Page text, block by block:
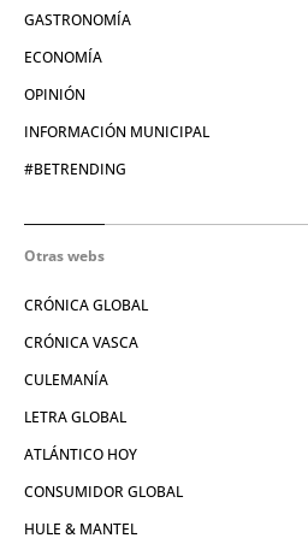
GASTRONOMÍA
ECONOMÍA
OPINIÓN
INFORMACIÓN MUNICIPAL
#BETRENDING
Otras webs
CRÓNICA GLOBAL
CRÓNICA VASCA
CULEMANÍA
LETRA GLOBAL
ATLÁNTICO HOY
CONSUMIDOR GLOBAL
HULE & MANTEL